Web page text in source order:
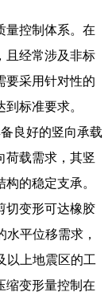
量控制体系。在
且经常涉及非标
要采用针对性的
标准要求。
良好的竖向承载
荷载需求，其竖
的稳定支承。
切变形可达橡胶
平位移需求，
以上地震区的工
缩变形量控制在